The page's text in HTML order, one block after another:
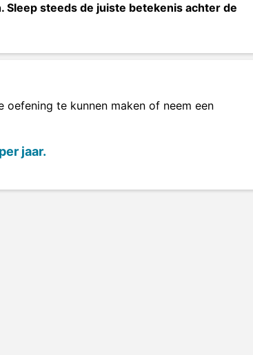
steeds de juiste betekenis achter de
oefening te kunnen maken of neem een
per jaar.